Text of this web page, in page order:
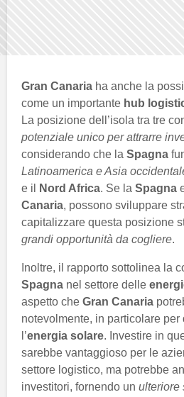
Gran Canaria ha anche la
come un importante hub
La posizione dell’isola tra tre
potenziale unico per attrarre
considerando che la Spagna
Latinoamerica e Asia
e il
Nord Africa. Se la Spagna
Canaria, possono sviluppare
capitalizzare questa posizione
grandi opportunità da cogliere.
Inoltre, il rapporto sottolinea la
Spagna nel settore delle
aspetto che Gran Canaria
notevolmente, in particolare per
l’energia solare. Investire in
sarebbe vantaggioso per le
settore logistico, ma potrebbe
investitori, fornendo un ulteriore